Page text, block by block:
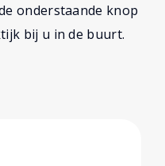
onderstaande knop
bij u in de buurt.